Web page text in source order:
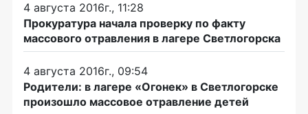
4 августа 2016г., 11:28
Прокуратура начала проверку по факту
массового отравления в лагере Светлогорска
4 августа 2016г., 09:54
Родители: в лагере «Огонек» в Светлогорске
произошло массовое отравление детей